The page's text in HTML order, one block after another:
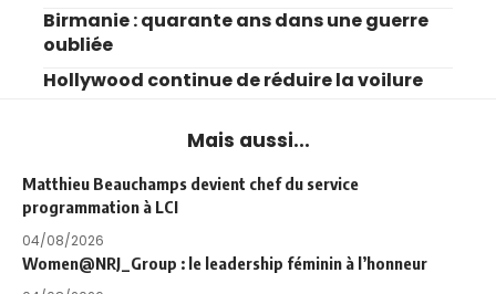
Birmanie : quarante ans dans une guerre
oubliée
Hollywood continue de réduire la voilure
Mais aussi...
Matthieu Beauchamps devient chef du service
programmation à LCI
04/08/2026
Women@NRJ_Group : le leadership féminin à l’honneur